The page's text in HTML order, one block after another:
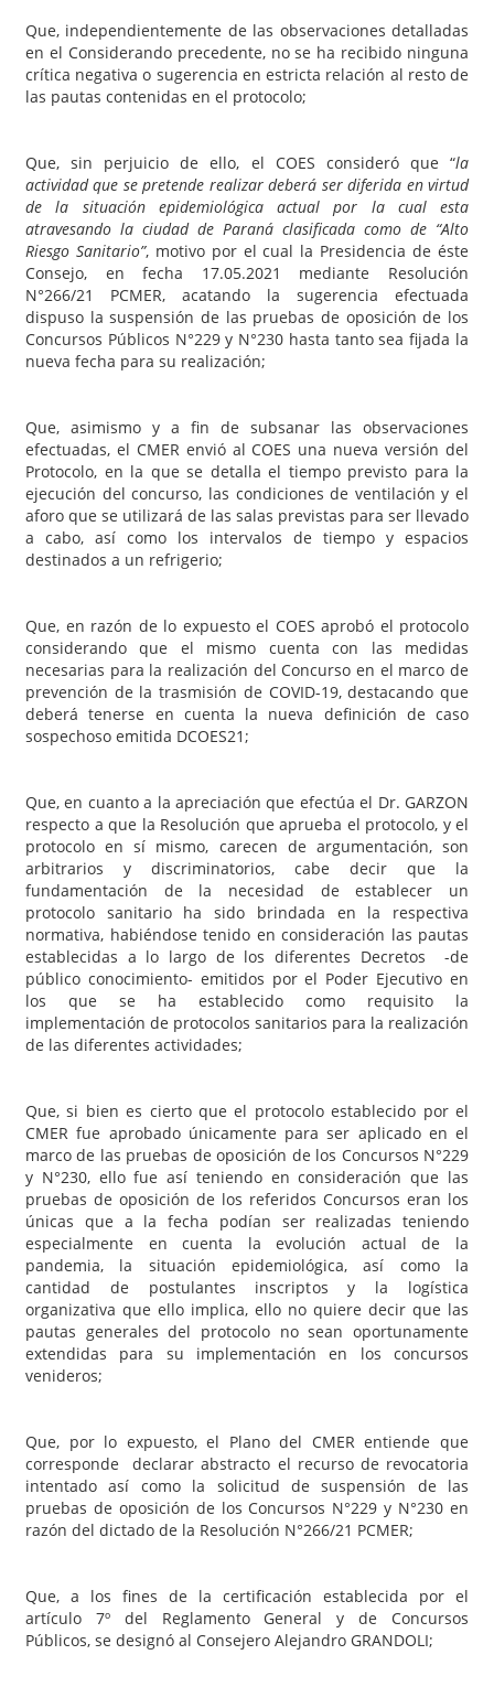
Que, independientemente de las observaciones detalladas
en el Considerando precedente, no se ha recibido ninguna
crítica negativa o sugerencia en estricta relación al resto de
las pautas contenidas en el protocolo;
Que, sin perjuicio de ello, el COES consideró que “la
actividad que se pretende realizar deberá ser diferida en virtud
de la situación epidemiológica actual por la cual esta
atravesando la ciudad de Paraná clasificada como de “Alto
Riesgo Sanitario”, motivo por el cual la Presidencia de éste
Consejo, en fecha 17.05.2021 mediante Resolución
N°266/21 PCMER, acatando la sugerencia efectuada
dispuso la suspensión de las pruebas de oposición de los
Concursos Públicos N°229 y N°230 hasta tanto sea fijada la
nueva fecha para su realización;
Que, asimismo y a fin de subsanar las observaciones
efectuadas, el CMER envió al COES una nueva versión del
Protocolo, en la que se detalla el tiempo previsto para la
ejecución del concurso, las condiciones de ventilación y el
aforo que se utilizará de las salas previstas para ser llevado
a cabo, así como los intervalos de tiempo y espacios
destinados a un refrigerio;
Que, en razón de lo expuesto el COES aprobó el protocolo
considerando que el mismo cuenta con las medidas
necesarias para la realización del Concurso en el marco de
prevención de la trasmisión de COVID-19, destacando que
deberá tenerse en cuenta la nueva definición de caso
sospechoso emitida DCOES21;
Que, en cuanto a la apreciación que efectúa el Dr. GARZON
respecto a que la Resolución que aprueba el protocolo, y el
protocolo en sí mismo, carecen de argumentación, son
arbitrarios y discriminatorios, cabe decir que la
fundamentación de la necesidad de establecer un
protocolo sanitario ha sido brindada en la respectiva
normativa, habiéndose tenido en consideración las pautas
establecidas a lo largo de los diferentes Decretos -de
público conocimiento- emitidos por el Poder Ejecutivo en
los que se ha establecido como requisito la
implementación de protocolos sanitarios para la realización
de las diferentes actividades;
Que, si bien es cierto que el protocolo establecido por el
CMER fue aprobado únicamente para ser aplicado en el
marco de las pruebas de oposición de los Concursos N°229
y N°230, ello fue así teniendo en consideración que las
pruebas de oposición de los referidos Concursos eran los
únicas que a la fecha podían ser realizadas teniendo
especialmente en cuenta la evolución actual de la
pandemia, la situación epidemiológica, así como la
cantidad de postulantes inscriptos y la logística
organizativa que ello implica, ello no quiere decir que las
pautas generales del protocolo no sean oportunamente
extendidas para su implementación en los concursos
venideros;
Que, por lo expuesto, el Plano del CMER entiende que
corresponde declarar abstracto el recurso de revocatoria
intentado así como la solicitud de suspensión de las
pruebas de oposición de los Concursos N°229 y N°230 en
razón del dictado de la Resolución N°266/21 PCMER;
Que, a los fines de la certificación establecida por el
artículo 7º del Reglamento General y de Concursos
Públicos, se designó al Consejero Alejandro GRANDOLI;